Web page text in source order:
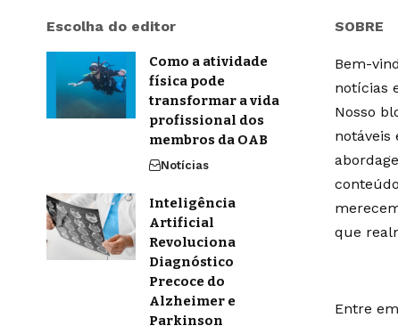
Escolha do editor
Como a atividade
física pode
transformar a vida
profissional dos
membros da OAB
Notícias
Inteligência
Artificial
Revoluciona
Diagnóstico
Precoce do
Alzheimer e
Parkinson
SOBRE
Bem-
notícias
Nosso
notáveis
que
Entre